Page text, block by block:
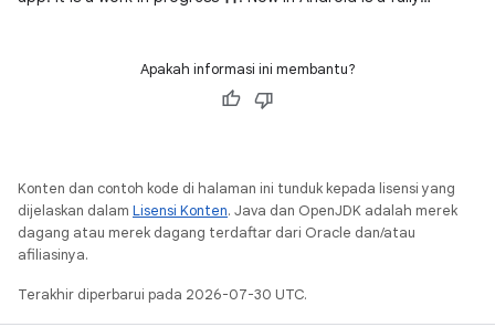
Apakah informasi ini membantu?
Konten dan contoh kode di halaman ini tunduk kepada lisensi yang
dijelaskan dalam Lisensi Konten. Java dan OpenJDK adalah merek
dagang atau merek dagang terdaftar dari Oracle dan/atau
afiliasinya.
Terakhir diperbarui pada 2026-07-30 UTC.